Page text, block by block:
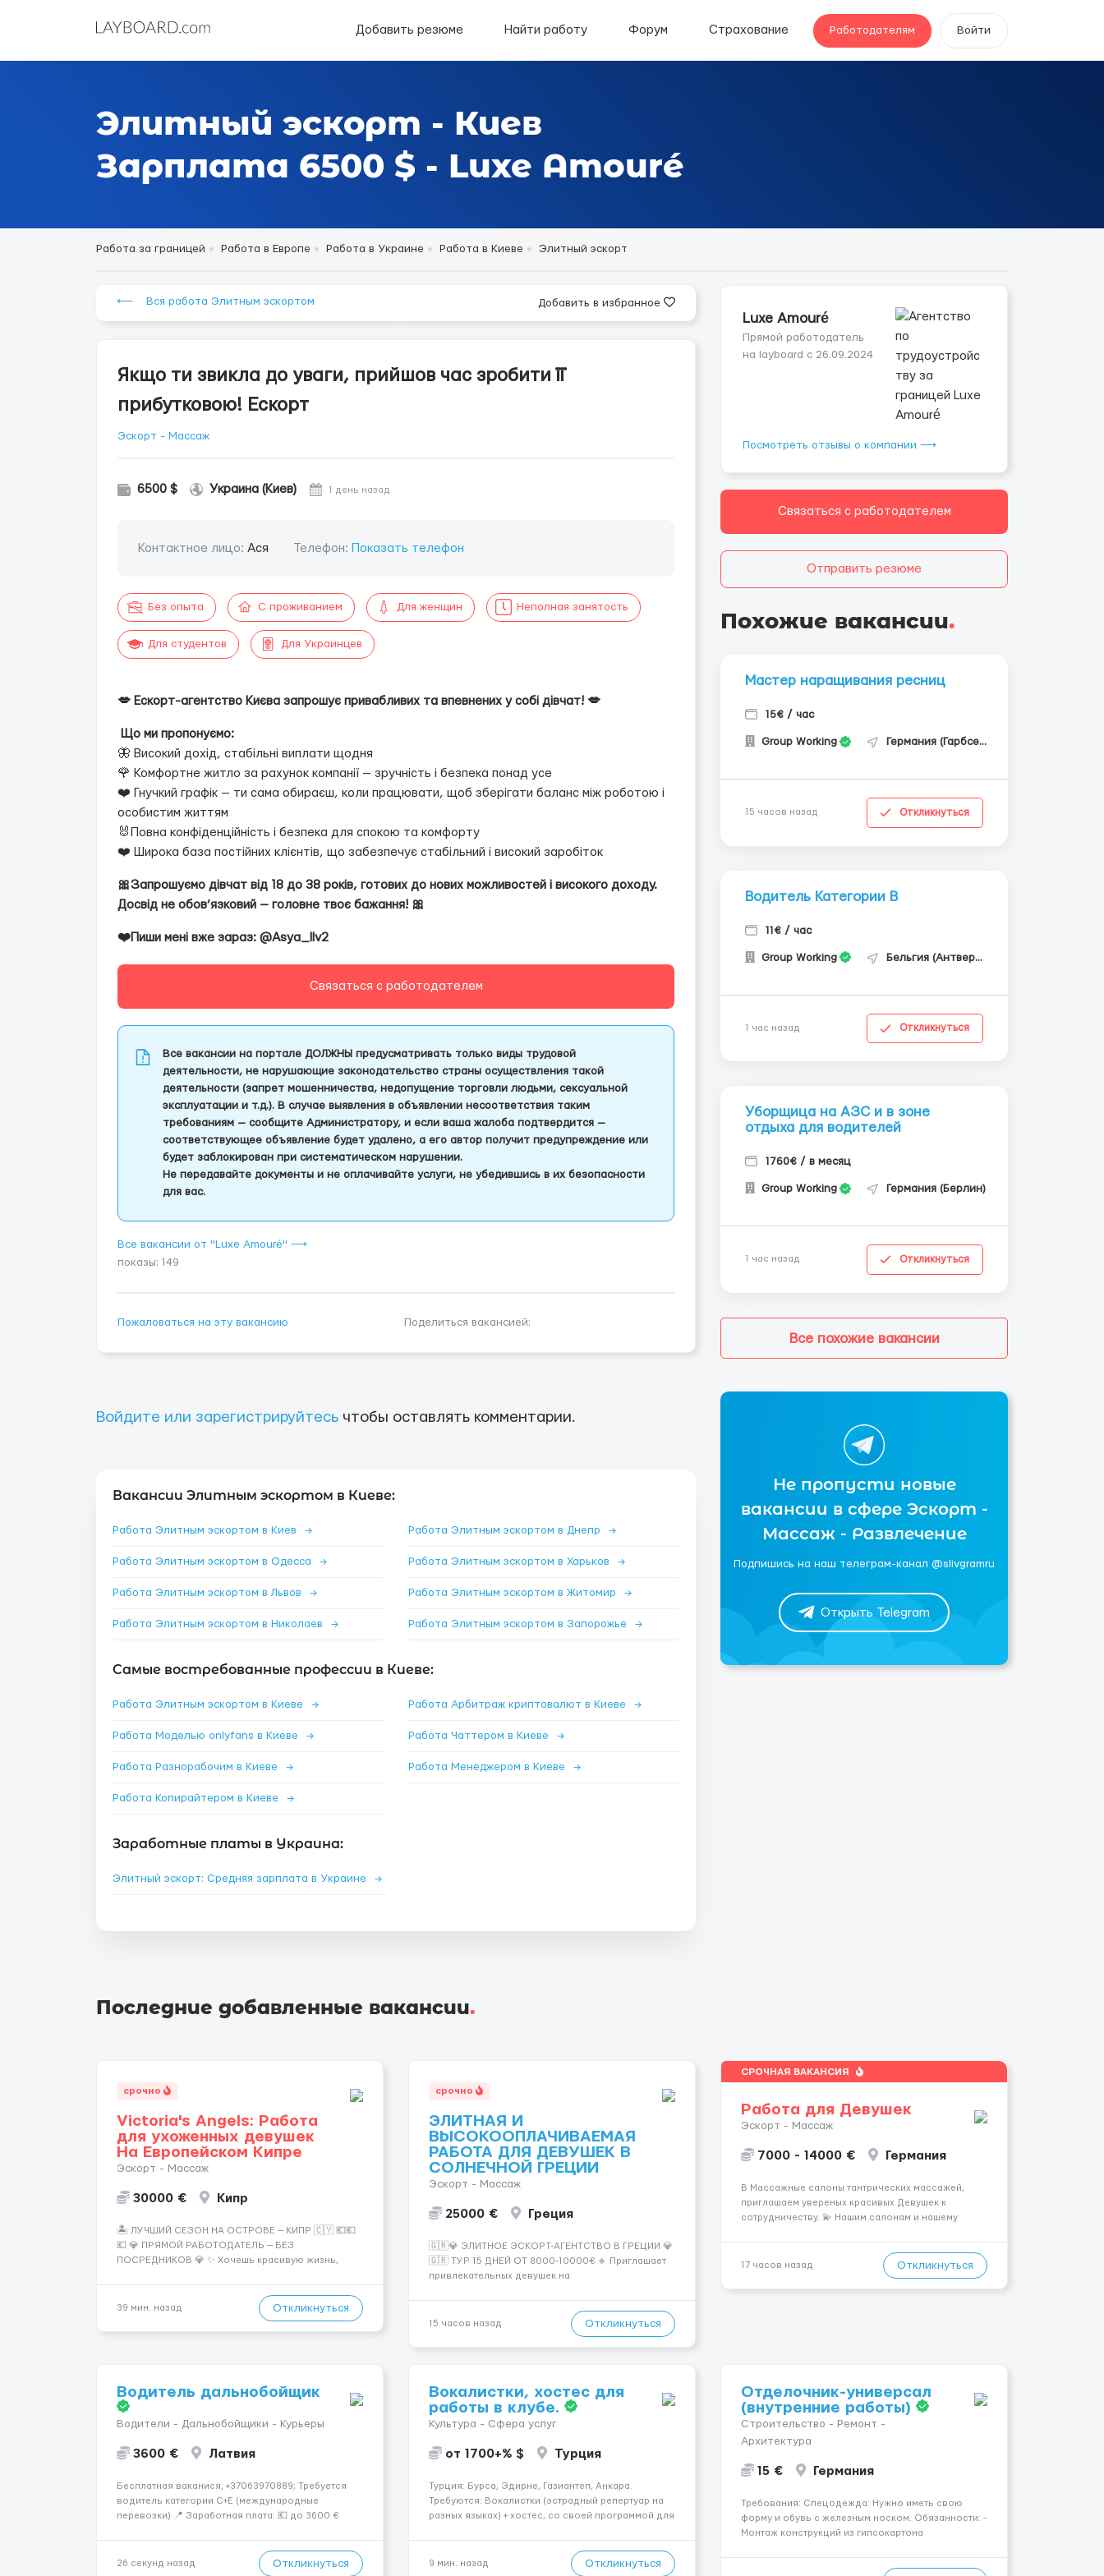
Добавить резюме Найти работу Форум Страхование Работодателям Войти
Элитный эскорт - Киев
Зарплата 6500 $ - Luxe Amouré
Работа за границей Работа в Европе Работа в Украине Работа в Киеве Элитный эскорт
⟵ Вся работа Элитным эскортом Добавить в избранное
Якщо ти звикла до уваги, прийшов час зробити її
прибутковою! Ескорт
Эскорт - Массаж
6500 $ Украина (Киев) 1 день назад
Контактное лицо: Ася Телефон: Показать телефон
Без опыта С проживанием Для женщин Неполная занятость
Для студентов Для Украинцев
💋 Ескорт-агентство Києва запрошує привабливих та впевнених у собі дівчат! 💋
Що ми пропонуємо:
🦋 Високий дохід, стабільні виплати щодня
🌹 Комфортне житло за рахунок компанії — зручність і безпека понад усе
❤️ Гнучкий графік — ти сама обираєш, коли працювати, щоб зберігати баланс між роботою і
особистим життям
🐰Повна конфіденційність і безпека для спокою та комфорту
❤️ Широка база постійних клієнтів, що забезпечує стабільний і високий заробіток
🎀Запрошуємо дівчат від 18 до 38 років, готових до нових можливостей і високого доходу.
Досвід не обов’язковий — головне твоє бажання! 🎀
❤️Пиши мені вже зараз: @Asya_llv2
Связаться с работодателем
Все вакансии на портале ДОЛЖНЫ предусматривать только виды трудовой
деятельности, не нарушающие законодательство страны осуществления такой
деятельности (запрет мошенничества, недопущение торговли людьми, сексуальной
эксплуатации и т.д.). В случае выявления в объявлении несоответствия таким
требованиям — сообщите Администратору, и если ваша жалоба подтвердится —
соответствующее объявление будет удалено, а его автор получит предупреждение или
будет заблокирован при систематическом нарушении.
Не передавайте документы и не оплачивайте услуги, не убедившись в их безопасности
для вас.
Все вакансии от "Luxe Amouré" ⟶
показы: 149
Пожаловаться на эту вакансию Поделиться вакансией:
Войдите или зарегистрируйтесь чтобы оставлять комментарии.
Вакансии Элитным эскортом в Киеве:
Работа Элитным эскортом в Киев → Работа Элитным эскортом в Днепр →
Работа Элитным эскортом в Одесса → Работа Элитным эскортом в Харьков →
Работа Элитным эскортом в Львов → Работа Элитным эскортом в Житомир →
Работа Элитным эскортом в Николаев → Работа Элитным эскортом в Запорожье →
Самые востребованные профессии в Киеве:
Работа Элитным эскортом в Киеве → Работа Арбитраж криптовалют в Киеве →
Работа Моделью onlyfans в Киеве → Работа Чаттером в Киеве →
Работа Разнорабочим в Киеве → Работа Менеджером в Киеве →
Работа Копирайтером в Киеве →
Заработные платы в Украина:
Элитный эскорт: Средняя зарплата в Украине →
Luxe Amouré
Прямой работодатель
на layboard с 26.09.2024
Посмотреть отзывы о компании ⟶
Связаться с работодателем
Отправить резюме
Похожие вакансии.
Мастер наращивания ресниц
15€ / час
Group Working Германия (Гарбсен)
15 часов назад Откликнуться
Водитель Категории В
11€ / час
Group Working Бельгия (Антверпен)
1 час назад Откликнуться
Уборщица на АЗС и в зоне
отдыха для водителей
1760€ / в месяц
Group Working Германия (Берлин)
1 час назад Откликнуться
Все похожие вакансии
Не пропусти новые
вакансии в сфере Эскорт -
Массаж - Развлечение
Подпишись на наш телеграм-канал @slivgramru
Открыть Telegram
Последние добавленные вакансии.
срочно
Victoria's Angels: Работа
для ухоженных девушек
На Европейском Кипре
Эскорт - Массаж
30000 € Кипр
🏝️ ЛУЧШИЙ СЕЗОН НА ОСТРОВЕ — КИПР 🇨🇾 💶💶
💶 💎 ПРЯМОЙ РАБОТОДАТЕЛЬ — БЕЗ
ПОСРЕДНИКОВ 💎 ✨ Хочешь красивую жизнь,
— Опытная команда с годами практики —
Стабильный поток клиентов (без ...
39 мин. назад Откликнуться
срочно
ЭЛИТНАЯ И
ВЫСОКООПЛАЧИВАЕМАЯ
РАБОТА ДЛЯ ДЕВУШЕК В
СОЛНЕЧНОЙ ГРЕЦИИ
Эскорт - Массаж
25000 € Греция
🇬🇷💎 ЭЛИТНОЕ ЭСКОРТ-АГЕНТСТВО В ГРЕЦИИ 💎
🇬🇷 ТУР 15 ДНЕЙ ОТ 8000-10000€ 🔹 Приглашает
привлекательных девушек на
хорошие деньги 💶 — это предложение для тебя! 🔹
15 часов назад Откликнуться
СРОЧНАЯ ВАКАНСИЯ
Работа для Девушек
Эскорт - Массаж
7000 - 14000 € Германия
В Массажные салоны тантрических массажей,
приглашаем увереных красивых Девушек к
сотрудничеству. 💫 Нашим салонам и нашему
заработная плата 💚Мы гарантируем Наличие
17 часов назад Откликнуться
Водитель дальнобойщик
Водители - Дальнобойщики - Курьеры
3600 € Латвия
Бесплатная ваканися, +37063970889; Требуется
водитель категории C+E (международные
перевозки) 📍 Заработная плата: 💶 до 3600 €
рефрижераторах. В среднем 400–500 км в день.
26 секунд назад Откликнуться
Вокалистки, хостес для
работы в клубе.
Культура - Сфера услуг
от 1700+% $ Турция
Турция: Бурса, Эдирне, Газиантеп, Анкара.
Требуются: Вокалистки (эстрадный репертуар на
разных языках) + хостеc, со своей программой для
трех месяцев. Мед. страховка. Высокая зарплат...
9 мин. назад Откликнуться
Отделочник-универсал
(внутренние работы)
Строительство - Ремонт -
Архитектура
15 € Германия
Требования: Спецодежда: Нужно иметь свою
форму и обувь с железным носком. Обязанности: -
Монтаж конструкций из гипсокартона